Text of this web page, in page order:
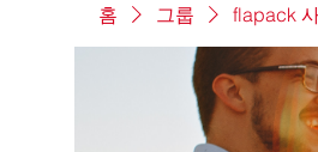
홈 그룹 flapack